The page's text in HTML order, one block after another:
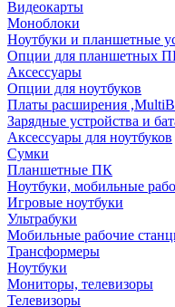
Видеокарты
Моноблоки
Ноутбуки и планшетные
Опции для планшетных
Аксессуары
Опции для ноутбуков
Платы расширения
Зарядные устройства и
Аксессуары для ноутбуков
Сумки
Планшетные ПК
Ноутбуки, мобильные
Игровые ноутбуки
Ультрабуки
Мобильные рабочие
Трансформеры
Ноутбуки
Мониторы, телевизоры
Телевизоры